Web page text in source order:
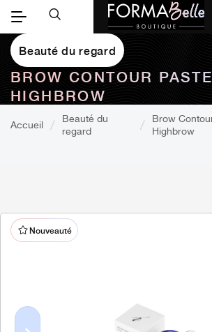
Beauté du regard
BROW CONTOUR
HIGHBROW
Accueil
Beauté du
regard
Brow
Highbrow
Nouveauté